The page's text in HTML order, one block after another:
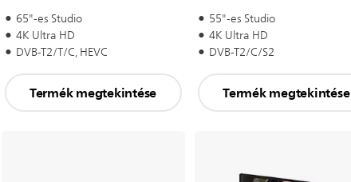
65"-es Studio
4K Ultra HD
DVB-T2/T/C, HEVC
Termék megtekintése
55"-es Studio
4K Ultra HD
DVB-T2/C/S2
Termék megtekintése